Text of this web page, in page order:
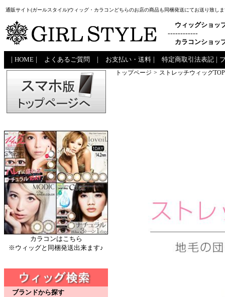
通販サイト(ガールスタイル)ウィッグ・カラコンどちらのお店の商品も同梱発送にてお送り致し
ウィッグショッ
------------
カラコンショッ
HOME よくあるご質問 お支払い・送料 特定商取引法表記
カラコンはこちら
※ウィッグと同梱発送出来ます♪
ブランドから探す
トップページ > ストレッチウィッグTOP